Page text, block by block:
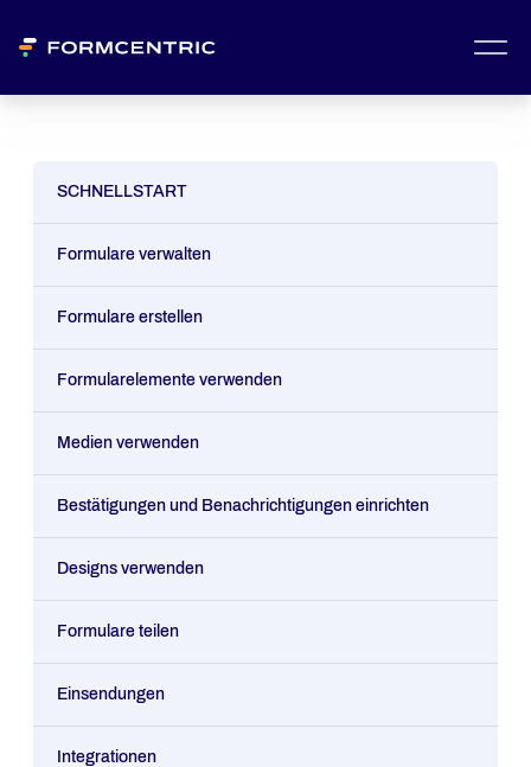
SCHNELLSTART
Formulare verwalten
Formulare erstellen
Formularelemente verwenden
Medien verwenden
Bestätigungen und Benachrichtigungen einrichten
Designs verwenden
Formulare teilen
Einsendungen
Integrationen